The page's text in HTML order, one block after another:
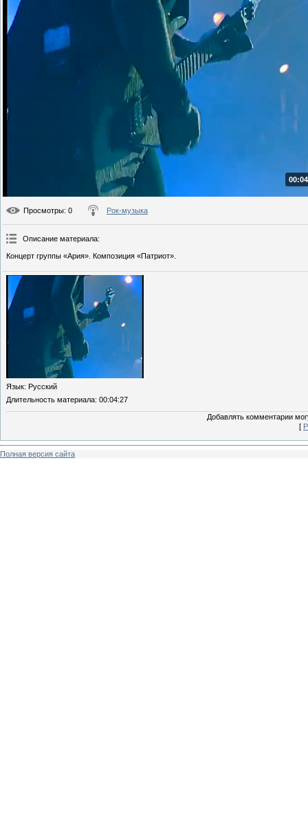
Просмотры: 0 Рок-музыка
Описание материала:
Концерт группы «Ария». Композиция «Патриот».
Язык: Русский
Длительность материала: 00:04:27
Добавлять комментарии
[
Полная версия сайта